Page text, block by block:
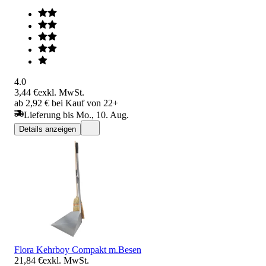
4.0
3,44 €exkl. MwSt.
ab 2,92 € bei Kauf von 22+
Lieferung bis Mo., 10. Aug.
Details anzeigen
Flora Kehrboy Compakt m.Besen
21,84 €exkl. MwSt.